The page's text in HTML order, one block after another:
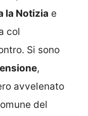
la Notizia e
col
Si sono
,
avvelenato
del